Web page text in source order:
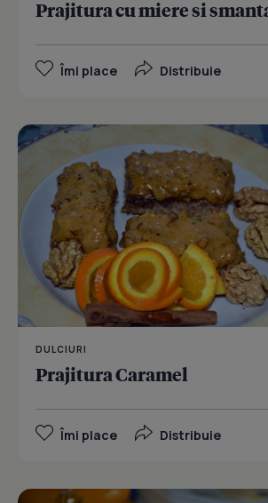
Prajitura cu miere si
Îmi place Distribuie
DULCIURI
Prajitura Caramel
Îmi place Distribuie